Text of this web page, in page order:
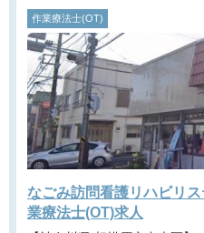
作業療法士(OT)
なごみ訪問看護リハビリ
業療法士(OT)求人